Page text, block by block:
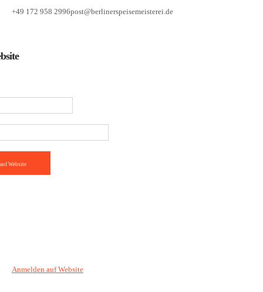
+49 172 958 2996post@berlinerspeisemeisterei.de
Website
Anmelden auf Website